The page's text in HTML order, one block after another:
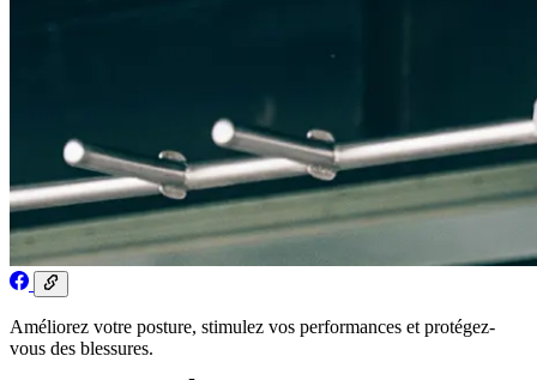
Améliorez votre posture, stimulez vos performances et protégez-
vous des blessures.